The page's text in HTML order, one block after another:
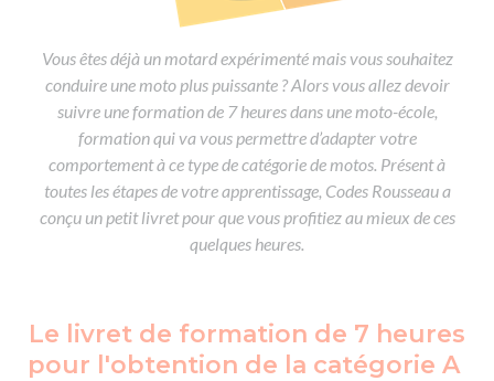
Permis & handicap
Voir tous les supports
Formations pro.
Permis poids lourd
Formation FIMO
Formation FCO
Formation CACES
Devenir enseignant de la conduite
Ressources
Vous êtes déjà un motard expérimenté mais vous souhaitez
conduire une moto plus puissante ? Alors vous allez devoir
suivre une formation de 7 heures dans une moto-école,
formation qui va vous permettre d’adapter votre
comportement à ce type de catégorie de motos. Présent à
toutes les étapes de votre apprentissage, Codes Rousseau a
conçu un petit livret pour que vous profitiez au mieux de ces
quelques heures.
Le livret de formation de 7 heures
pour l'obtention de la catégorie A